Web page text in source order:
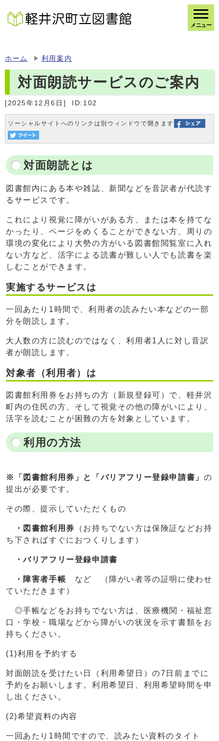
メニュー
ホーム 利用案内
対面朗読サービスのご案内
[2025年12月6日] ID:102
ソーシャルサイトへのリンクは別ウィンドウで開きます
対面朗読とは
図書館内にある本や雑誌、新聞などを音訳者が代読す
るサービスです。
これにより視覚に障がいがある方、または本を持てな
かったり、ページをめくることができない方、周りの
環境の変化により大勢の方がいる図書館閲覧室に入れ
ない方など、活字による読書が難しい人でも読書を楽
しむことができます。
実施するサービスは
一回あたり1時間で、利用者の読みたい本などの一部
分を朗読します。
大人数の方に読むのではなく、利用者1人に対し音訳
者が朗読します。
対象者（利用者）は
図書館利用券をお持ちの方（新規登録可）で、軽井沢
町内の住民の方、そして視覚その他の障がいにより、
活字を読むことが困難の方を対象としています。
利用の方法
※「図書館利用券」と「バリアフリー登録申請書」 の
提出が必要です。
その際、提示していただくもの
・図書館利用券
（お持ちでない方は保険証などお持
ち下さればすぐにおつくりします）
・バリアフリー登録申請書
・障害者手帳 など （障がい者等の証明に使わせ
ていただきます）
◎手帳などをお持ちでない方は、医療機関・福祉窓
口・学校・職場などから障がいの状況を示す書類をお
持ちください。
(1)利用を予約する
対面朗読を受けたい日（利用希望日）の7日前までに
予約をお願いします。利用希望日、利用希望時間を申
し出ください。
(2)希望資料の内容
一回あたり1時間ですので、読みたい資料のタイト